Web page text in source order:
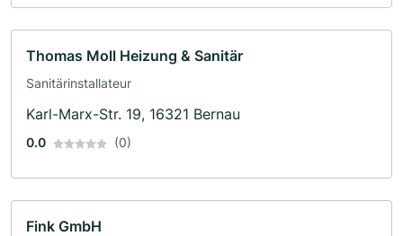
Thomas Moll Heizung & Sanitär
Sanitärinstallateur
Karl-Marx-Str. 19, 16321 Bernau
0.0 (0)
Fink GmbH